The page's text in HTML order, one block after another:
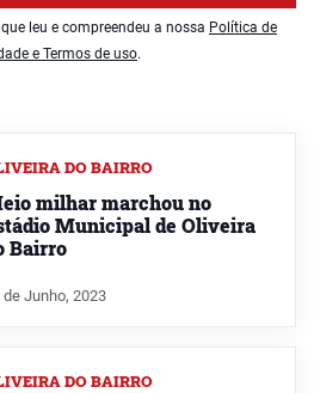
leu e compreendeu a nossa Política de
e Termos de uso.
DO BAIRRO
milhar marchou no
Municipal de Oliveira
Bairro
de Junho, 2023
DO BAIRRO